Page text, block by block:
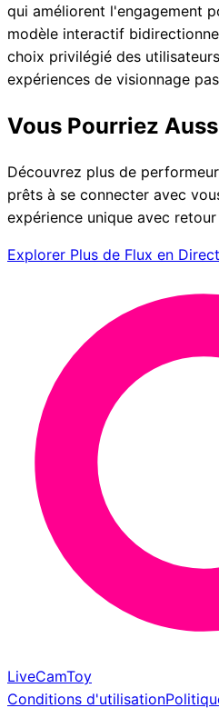
qui améliorent l'engagement
modèle interactif
choix privilégié des
expériences de visionnage
Vous Pourriez
Découvrez plus de
prêts à se connecter avec
expérience unique avec
Explorer Plus de Flux en Direct
LiveCamToy
Conditions d'utilisation